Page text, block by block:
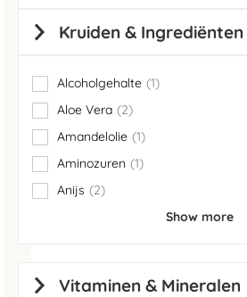
Kruiden & Ingrediënten
Alcoholgehalte 1
item
Aloe Vera
2
items
Amandelolie 1
item
Aminozuren
1
item
Anijs
2
items
Show more
Vitaminen & Mineralen